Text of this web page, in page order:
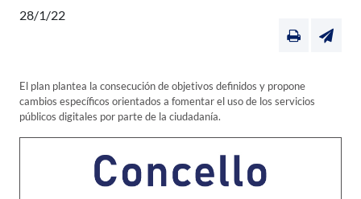
28/1/22
El plan plantea la consecución de objetivos definidos y propone
cambios específicos orientados a fomentar el uso de los servicios
públicos digitales por parte de la ciudadanía.